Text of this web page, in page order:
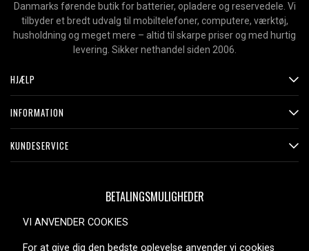
Danmarks førende butik for batterier, opladere og reservedele. Vi
tilbyder et bredt udvalg til mobiltelefoner, computere, værktøj,
husholdning og meget mere – altid til skarpe priser og med hurtig
levering. Sikker nethandel siden 2006.
HJÆLP
INFORMATION
KUNDESERVICE
BETALINGSMULIGHEDER
VI ANVENDER COOKIES
For at give dig den bedste oplevelse anvender vi cookies